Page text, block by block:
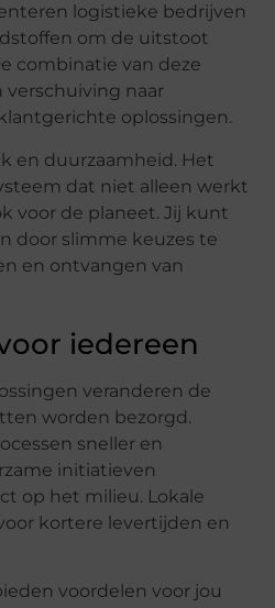
logistieke bedrijven
om de uitstoot
combinatie van deze
naar
oplossingen.
en duurzaamheid. Het
dat niet alleen werkt
voor de planeet. Jij kunt
door slimme keuzes te
en ontvangen van
iedereen
veranderen de
worden bezorgd.
sneller en
initiatieven
op het milieu. Lokale
kortere levertijden en
voordelen voor jou